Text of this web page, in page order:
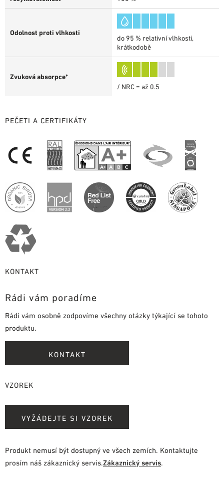
Odolnost proti vlhkosti
do 95 % relativní vlhkosti,
krátkodobě
Zvuková absorpce*
/ NRC = až 0.5
PEČETI A CERTIFIKÁTY
KONTAKT
Rádi vám poradíme
Rádi vám osobně zodpovíme všechny otázky týkající se tohoto
produktu.
KONTAKT
VZOREK
VYŽÁDEJTE SI VZOREK
Produkt nemusí být dostupný ve všech zemích. Kontaktujte
prosím náš zákaznický servis.Zákaznický servis.